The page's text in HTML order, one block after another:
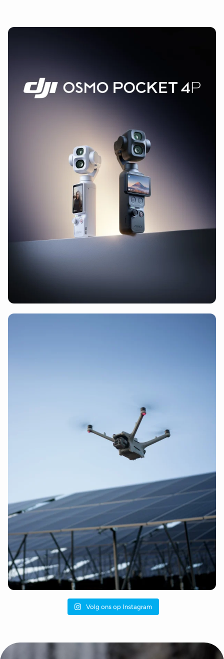
Volg ons op Instagram